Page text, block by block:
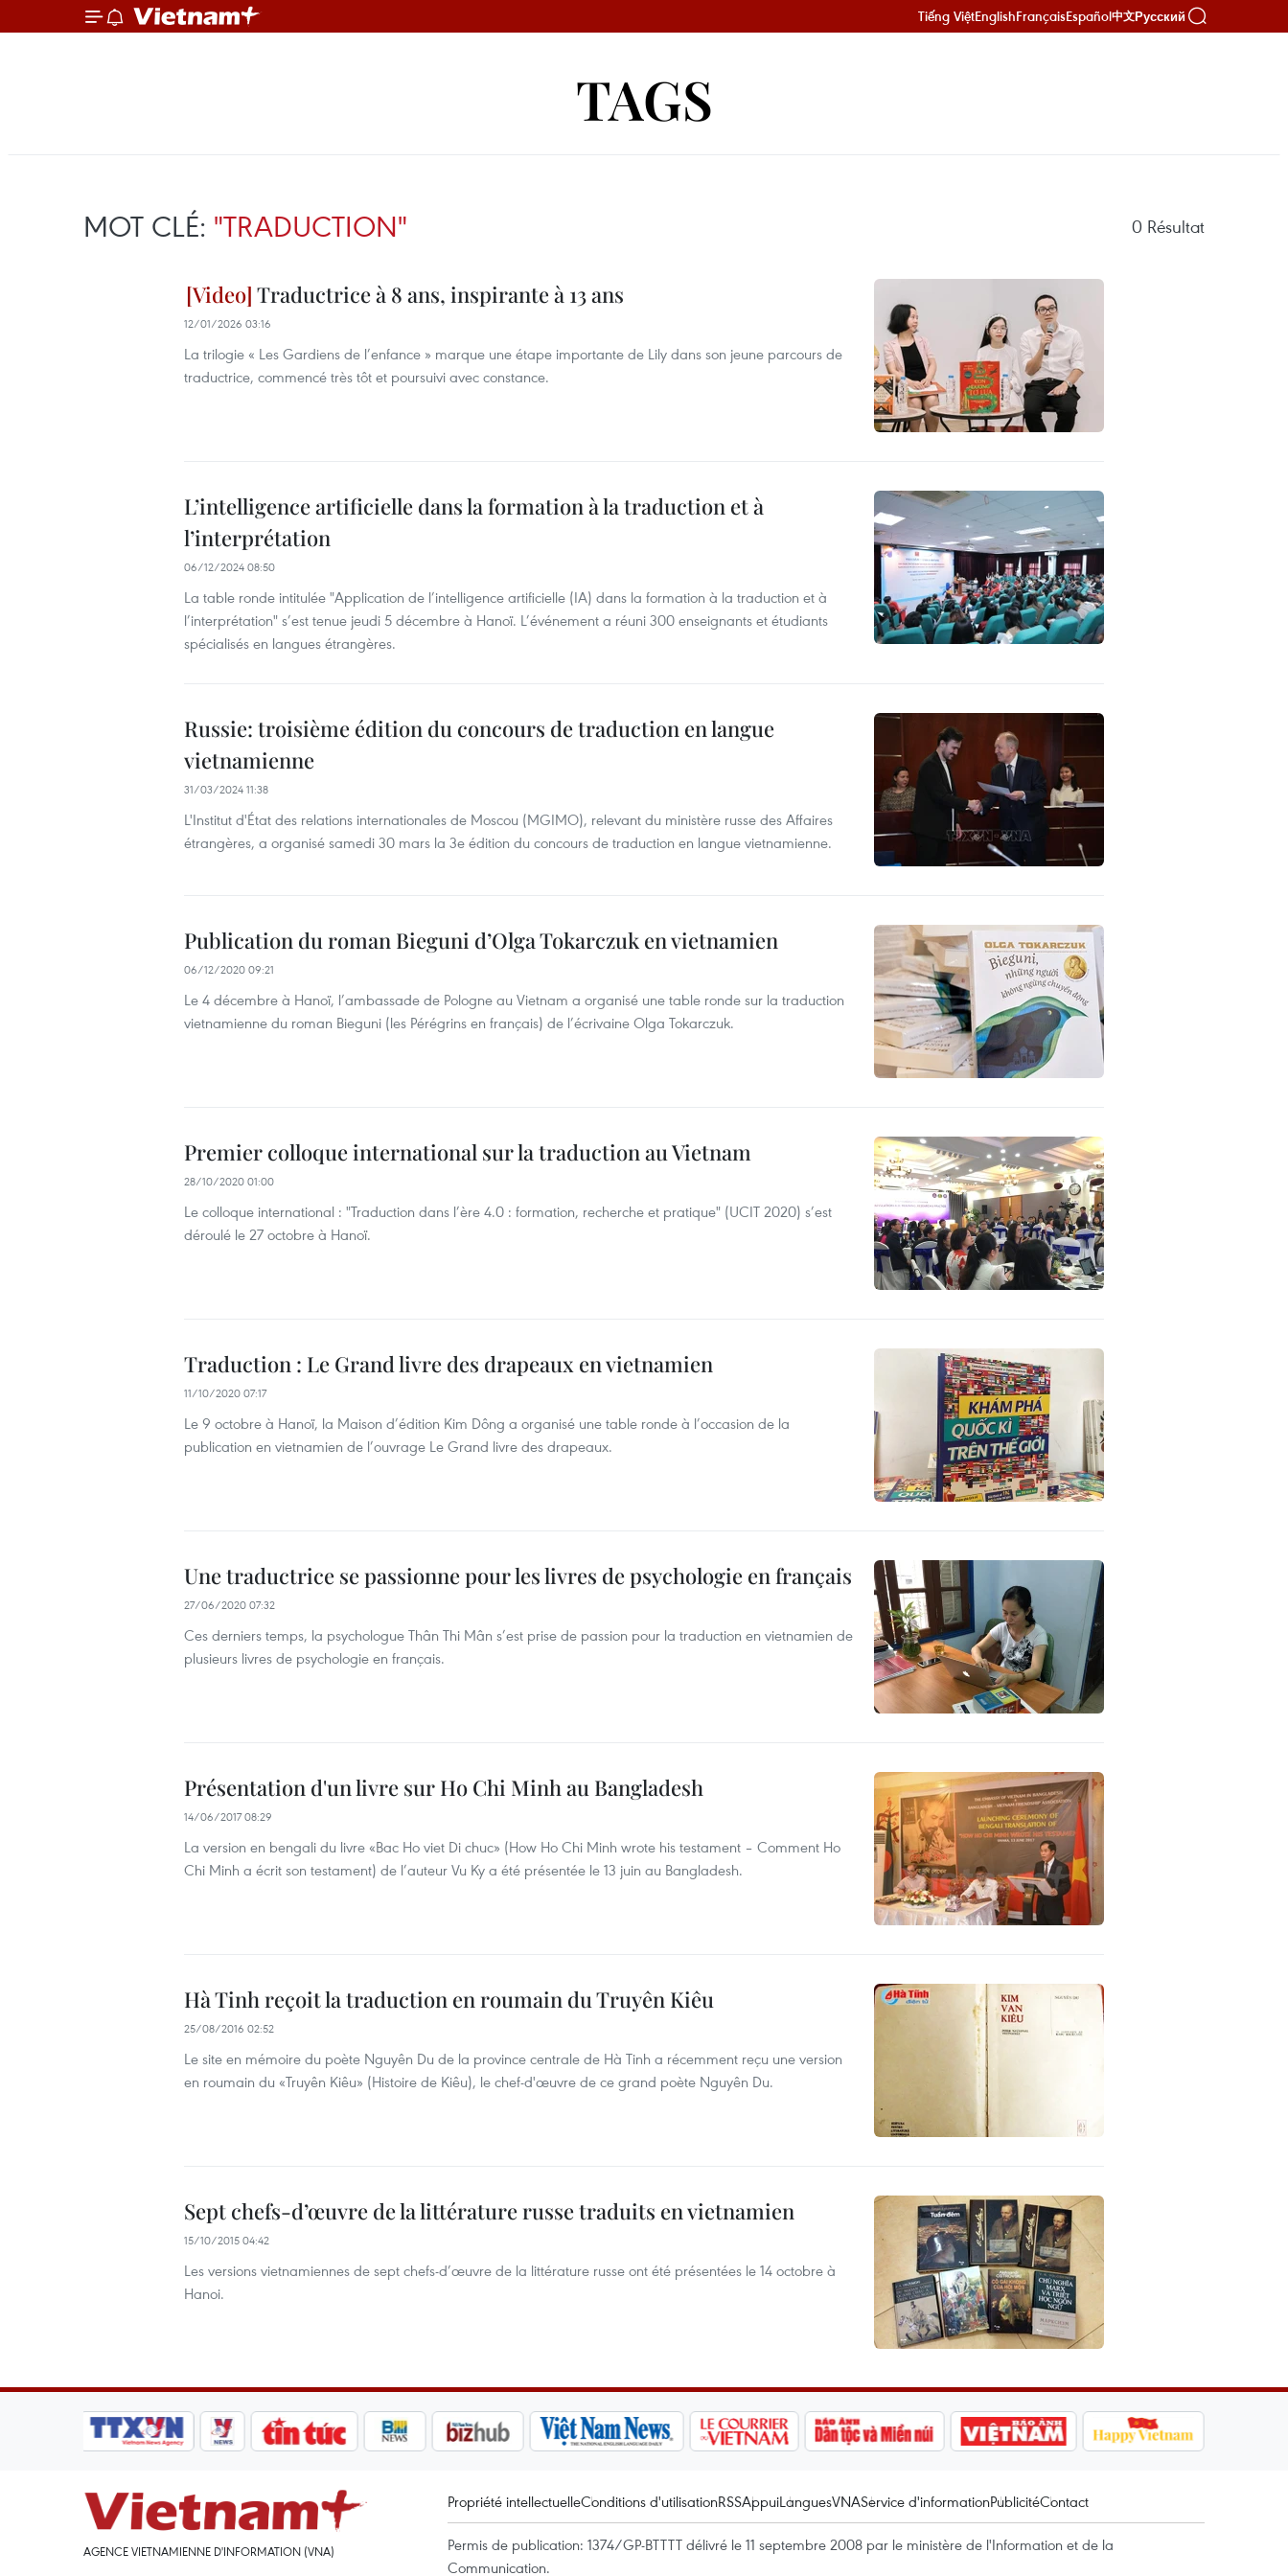
Tiếng ViệtEnglishFrançaisEspañol中文Русский
TAGS
MOT CLÉ: "TRADUCTION" 0 Résultat
Traductrice à 8 ans, inspirante à 13 ans
12/01/2026 03:16
La trilogie « Les Gardiens de l’enfance » marque une étape importante de Lily dans son jeune parcours de
traductrice, commencé très tôt et poursuivi avec constance.
L’intelligence artificielle dans la formation à la traduction et à
l’interprétation
06/12/2024 08:50
La table ronde intitulée "Application de l’intelligence artificielle (IA) dans la formation à la traduction et à
l’interprétation" s’est tenue jeudi 5 décembre à Hanoï. L’événement a réuni 300 enseignants et étudiants
spécialisés en langues étrangères.
Russie: troisième édition du concours de traduction en langue
vietnamienne
31/03/2024 11:38
L'Institut d'État des relations internationales de Moscou (MGIMO), relevant du ministère russe des Affaires
étrangères, a organisé samedi 30 mars la 3e édition du concours de traduction en langue vietnamienne.
Publication du roman Bieguni d’Olga Tokarczuk en vietnamien
06/12/2020 09:21
Le 4 décembre à Hanoï, l’ambassade de Pologne au Vietnam a organisé une table ronde sur la traduction
vietnamienne du roman Bieguni (les Pérégrins en français) de l’écrivaine Olga Tokarczuk.
Premier colloque international sur la traduction au Vietnam
28/10/2020 01:00
Le colloque international : "Traduction dans l’ère 4.0 : formation, recherche et pratique" (UCIT 2020) s’est
déroulé le 27 octobre à Hanoï.
Traduction : Le Grand livre des drapeaux en vietnamien
11/10/2020 07:17
Le 9 octobre à Hanoï, la Maison d’édition Kim Dông a organisé une table ronde à l’occasion de la
publication en vietnamien de l’ouvrage Le Grand livre des drapeaux.
Une traductrice se passionne pour les livres de psychologie en français
27/06/2020 07:32
Ces derniers temps, la psychologue Thân Thi Mân s’est prise de passion pour la traduction en vietnamien de
plusieurs livres de psychologie en français.
Présentation d'un livre sur Ho Chi Minh au Bangladesh
14/06/2017 08:29
La version en bengali du livre «Bac Ho viet Di chuc» (How Ho Chi Minh wrote his testament – Comment Ho
Chi Minh a écrit son testament) de l’auteur Vu Ky a été présentée le 13 juin au Bangladesh.
Hà Tinh reçoit la traduction en roumain du Truyên Kiêu
25/08/2016 02:52
Le site en mémoire du poète Nguyên Du de la province centrale de Hà Tinh a récemment reçu une version
en roumain du «Truyên Kiêu» (Histoire de Kiêu), le chef-d'œuvre de ce grand poète Nguyên Du.
Sept chefs-d’œuvre de la littérature russe traduits en vietnamien
15/10/2015 04:42
Les versions vietnamiennes de sept chefs-d’œuvre de la littérature russe ont été présentées le 14 octobre à
Hanoi.
AGENCE VIETNAMIENNE D'INFORMATION (VNA)
Propriété intellectuelleConditions d'utilisationRSSAppuiLanguesVNAService d'informationPublicitéContact
Permis de publication: 1374/GP-BTTTT délivré le 11 septembre 2008 par le ministère de l'Information et de la
Communication.